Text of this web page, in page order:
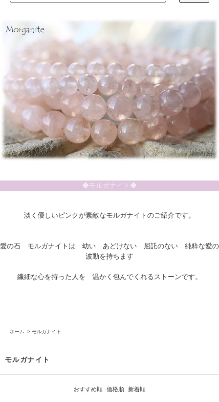
◆モルガナイト◆
淡く優しいピンクが素敵なモルガナイトのご紹介です。
愛の石 モルガナイトは 幼い あどけない 屈託のない 純粋な愛の
波動を持ちます
繊細な心を持った人を 温かく包んでくれるストーンです。
ホーム > モルガナイト
モルガナイト
おすすめ順 価格順 新着順